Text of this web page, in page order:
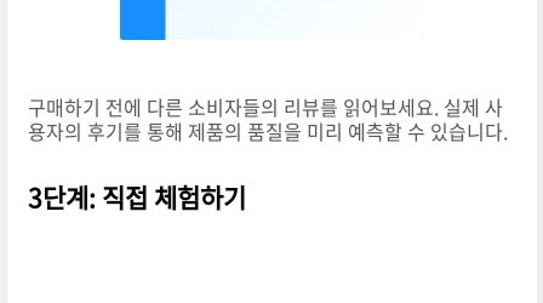
구매하기 전에 다른 소비자들의 리뷰를 읽어보세요. 실제 사
용자의 후기를 통해 제품의 품질을 미리 예측할 수 있습니다.
3단계: 직접 체험하기